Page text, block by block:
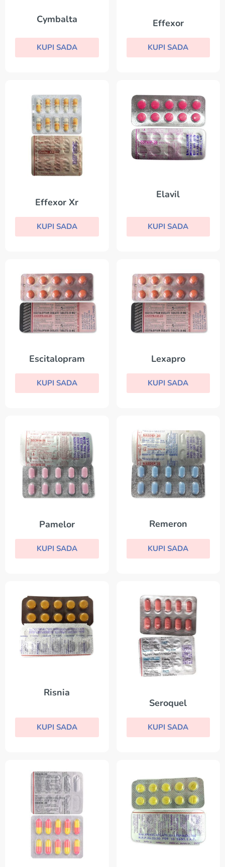
Cymbalta
KUPI SADA
Effexor
KUPI SADA
Effexor Xr
KUPI SADA
Elavil
KUPI SADA
Escitalopram
KUPI SADA
Lexapro
KUPI SADA
Pamelor
KUPI SADA
Remeron
KUPI SADA
Risnia
KUPI SADA
Seroquel
KUPI SADA